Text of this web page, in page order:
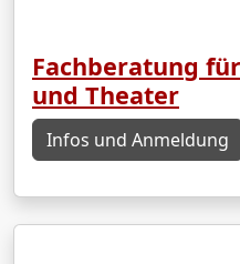
Fachberatung
und Theater
Infos und Anmeldung